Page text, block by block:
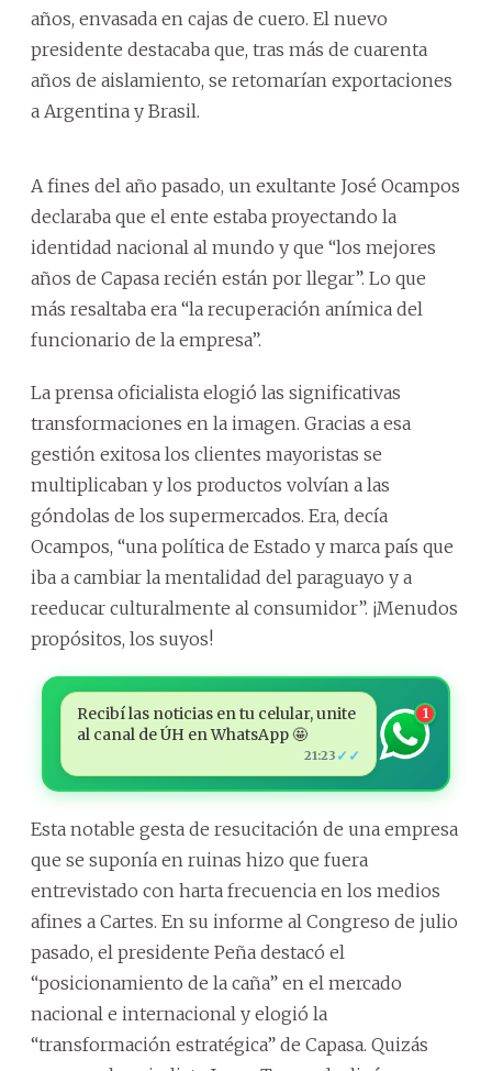
años, envasada en cajas de cuero. El nuevo
presidente destacaba que, tras más de cuarenta
años de aislamiento, se retomarían exportaciones
a Argentina y Brasil.
A fines del año pasado, un exultante José Ocampos
declaraba que el ente estaba proyectando la
identidad nacional al mundo y que “los mejores
años de Capasa recién están por llegar”. Lo que
más resaltaba era “la recuperación anímica del
funcionario de la empresa”.
La prensa oficialista elogió las significativas
transformaciones en la imagen. Gracias a esa
gestión exitosa los clientes mayoristas se
multiplicaban y los productos volvían a las
góndolas de los supermercados. Era, decía
Ocampos, “una política de Estado y marca país que
iba a cambiar la mentalidad del paraguayo y a
reeducar culturalmente al consumidor”. ¡Menudos
propósitos, los suyos!
Recibí las noticias en tu celular, unite
al canal de ÚH en WhatsApp 🤩
21:23 ✓✓
1
Esta notable gesta de resucitación de una empresa
que se suponía en ruinas hizo que fuera
entrevistado con harta frecuencia en los medios
afines a Cartes. En su informe al Congreso de julio
pasado, el presidente Peña destacó el
“posicionamiento de la caña” en el mercado
nacional e internacional y elogió la
“transformación estratégica” de Capasa. Quizás